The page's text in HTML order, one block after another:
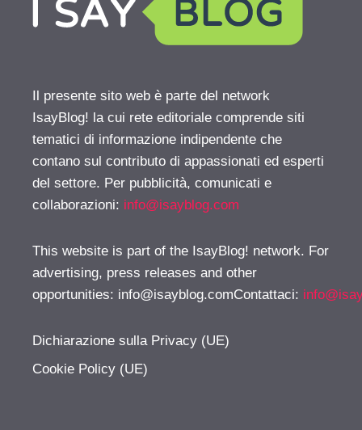
Il presente sito web è parte del network
IsayBlog! la cui rete editoriale comprende siti
tematici di informazione indipendente che
contano sul contributo di appassionati ed esperti
del settore. Per pubblicità, comunicati e
collaborazioni: info@isayblog.com
This website is part of the IsayBlog! network. For
advertising, press releases and other
opportunities: info@isayblog.comContattaci:
Dichiarazione sulla Privacy (UE)
Cookie Policy (UE)